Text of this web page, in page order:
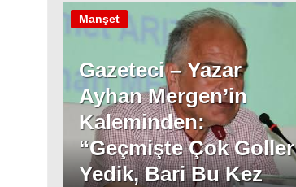
Gazeteci – Yazar
Ayhan Mergen’in
Kaleminden:
“Geçmişte Çok Goller
Yedik, Bari Bu Kez
Manşet